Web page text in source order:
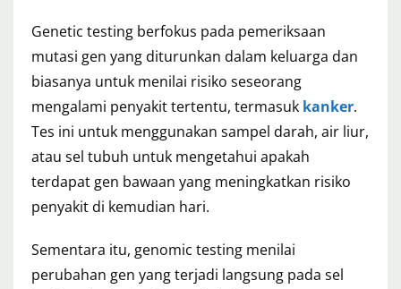
Genetic testing berfokus pada pemeriksaan
mutasi gen yang diturunkan dalam keluarga dan
biasanya untuk menilai risiko seseorang
mengalami penyakit tertentu, termasuk kanker.
Tes ini untuk menggunakan sampel darah, air liur,
atau sel tubuh untuk mengetahui apakah
terdapat gen bawaan yang meningkatkan risiko
penyakit di kemudian hari.
Sementara itu, genomic testing menilai
perubahan gen yang terjadi langsung pada sel